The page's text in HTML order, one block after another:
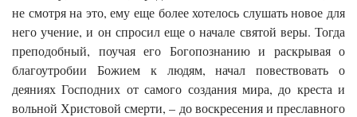
не смотря на это, ему еще более хотелось слушать новое для
него учение, и он спросил еще о начале святой веры. Тогда
преподобный, поучая его Богопознанию и раскрывая о
благоутробии Божием к людям, начал повествовать о
деяниях Господних от самого создания мира, до креста и
вольной Христовой смерти, – до воскресения и преславного